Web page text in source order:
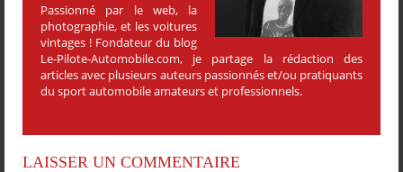
Passionné par le web, la
photographie, et les voitures
vintages ! Fondateur du blog
Le-Pilote-Automobile.com, je partage la rédaction des
articles avec plusieurs auteurs passionnés et/ou pratiquants
du sport automobile amateurs et professionnels.
LAISSER UN COMMENTAIRE